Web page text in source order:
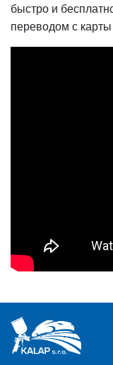
быстро и
переводом с карты